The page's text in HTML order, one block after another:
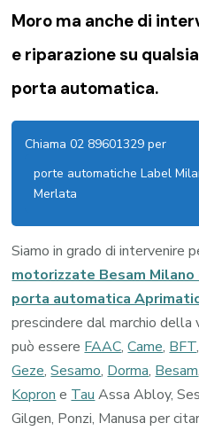
Moro ma anche di
e riparazione su
porta automatica.
Chiama 02 89601329 per
porte automatiche Label
Merlata
Siamo in grado di intervenire
motorizzate Besam
porta automatica
prescindere dal marchio
può essere FAAC,Came, BFT,
Geze,Sesamo, Dorma, Besam
Kopron e Tau Assa Abloy,
Gilgen, Ponzi, Manusa per